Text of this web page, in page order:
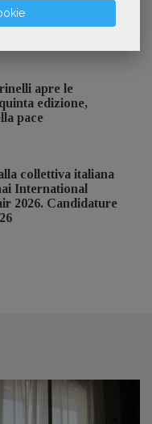
apre le
edizione,
pace
collettiva italiana
International
2026. Candidature